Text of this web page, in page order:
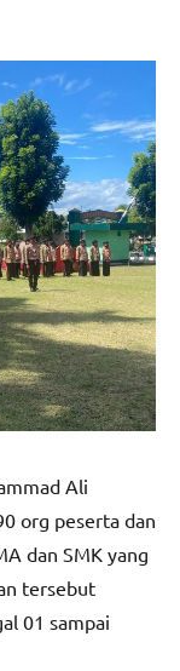
Ali
org peserta dan
dan SMK yang
tersebut
01 sampai